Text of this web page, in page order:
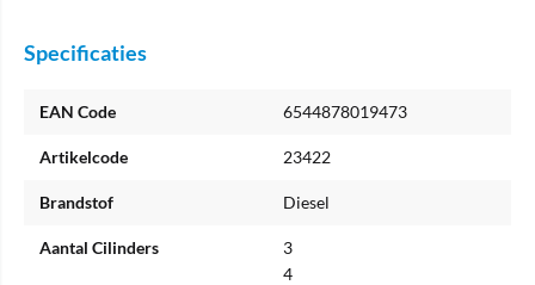
Specificaties
EAN Code 6544878019473
Artikelcode 23422
Brandstof Diesel
Aantal Cilinders
3
4